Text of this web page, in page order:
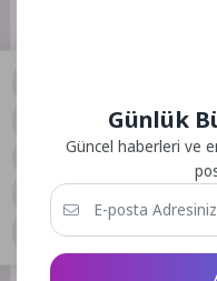
Daha sonraki
adresim ve site adresim
Günlük
Güncel haberleri ve